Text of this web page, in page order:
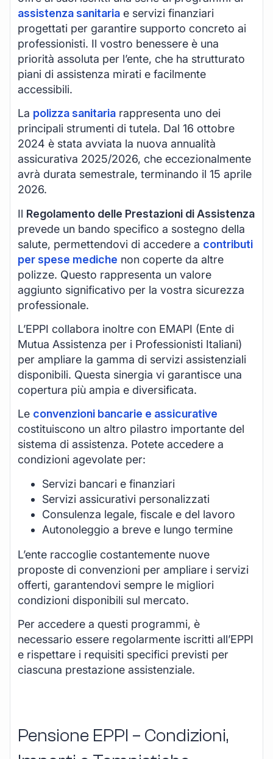
assistenza sanitaria e servizi finanziari
progettati per garantire supporto concreto ai
professionisti. Il vostro benessere è una
priorità assoluta per l’ente, che ha strutturato
piani di assistenza mirati e facilmente
accessibili.
La polizza sanitaria rappresenta uno dei
principali strumenti di tutela. Dal 16 ottobre
2024 è stata avviata la nuova annualità
assicurativa 2025/2026, che eccezionalmente
avrà durata semestrale, terminando il 15 aprile
2026.
Il Regolamento delle Prestazioni di Assistenza
prevede un bando specifico a sostegno della
salute, permettendovi di accedere a contributi
per spese mediche non coperte da altre
polizze. Questo rappresenta un valore
aggiunto significativo per la vostra sicurezza
professionale.
L’EPPI collabora inoltre con EMAPI (Ente di
Mutua Assistenza per i Professionisti Italiani)
per ampliare la gamma di servizi assistenziali
disponibili. Questa sinergia vi garantisce una
copertura più ampia e diversificata.
Le convenzioni bancarie e assicurative
costituiscono un altro pilastro importante del
sistema di assistenza. Potete accedere a
condizioni agevolate per:
Servizi bancari e finanziari
Servizi assicurativi personalizzati
Consulenza legale, fiscale e del lavoro
Autonoleggio a breve e lungo termine
L’ente raccoglie costantemente nuove
proposte di convenzioni per ampliare i servizi
offerti, garantendovi sempre le migliori
condizioni disponibili sul mercato.
Per accedere a questi programmi, è
necessario essere regolarmente iscritti all’EPPI
e rispettare i requisiti specifici previsti per
ciascuna prestazione assistenziale.
Pensione EPPI – Condizioni,